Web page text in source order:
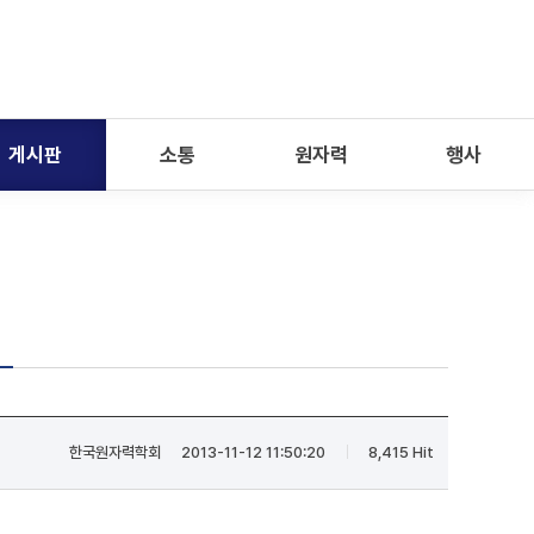
게시판 소통 원자력 행사
한국원자력학회| 2013-11-12 11:50:20 8,415 Hit